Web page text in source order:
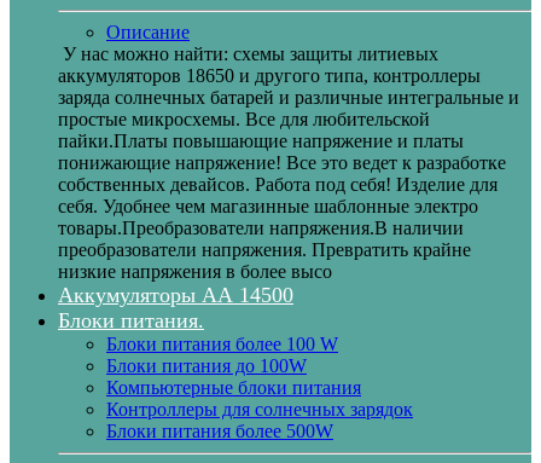
Описание
У нас можно найти: схемы защиты литиевых
аккумуляторов 18650 и другого типа, контроллеры
заряда солнечных батарей и различные интегральные и
простые микросхемы. Все для любительской
пайки.Платы повышающие напряжение и платы
понижающие напряжение! Все это ведет к разработке
собственных девайсов. Работа под себя! Изделие для
себя. Удобнее чем магазинные шаблонные электро
товары.Преобразователи напряжения.В наличии
преобразователи напряжения. Превратить крайне
низкие напряжения в более высо
Аккумуляторы АА 14500
Блоки питания.
Блоки питания более 100 W
Блоки питания до 100W
Компьютерные блоки питания
Контроллеры для солнечных зарядок
Блоки питания более 500W